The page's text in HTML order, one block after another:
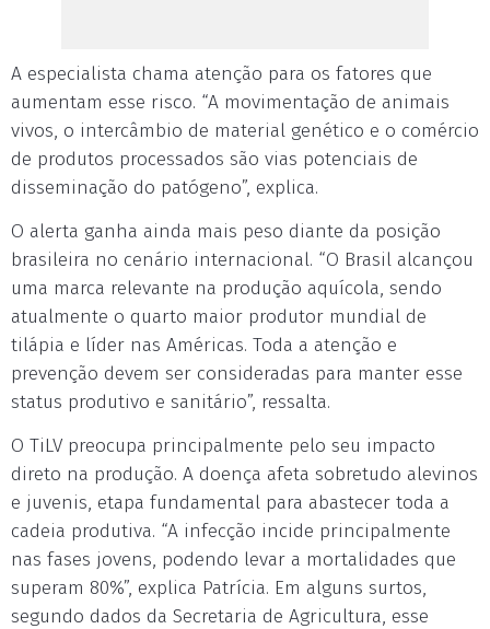
A especialista chama atenção para os fatores que
aumentam esse risco. “A movimentação de animais
vivos, o intercâmbio de material genético e o comércio
de produtos processados são vias potenciais de
disseminação do patógeno”, explica.
O alerta ganha ainda mais peso diante da posição
brasileira no cenário internacional. “O Brasil alcançou
uma marca relevante na produção aquícola, sendo
atualmente o quarto maior produtor mundial de
tilápia e líder nas Américas. Toda a atenção e
prevenção devem ser consideradas para manter esse
status produtivo e sanitário”, ressalta.
O TiLV preocupa principalmente pelo seu impacto
direto na produção. A doença afeta sobretudo alevinos
e juvenis, etapa fundamental para abastecer toda a
cadeia produtiva. “A infecção incide principalmente
nas fases jovens, podendo levar a mortalidades que
superam 80%”, explica Patrícia. Em alguns surtos,
segundo dados da Secretaria de Agricultura, esse